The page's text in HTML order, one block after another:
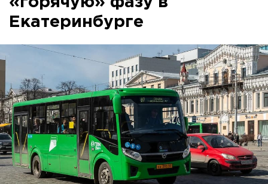
Екатеринбурге